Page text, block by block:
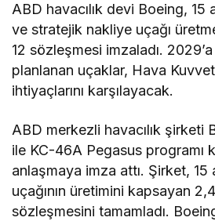
ABD havacılık devi Boeing,
ve stratejik nakliye uçağı
12 sözleşmesi imzaladı.
planlanan uçaklar, Hava
ihtiyaçlarını karşılayacak.
ABD merkezli havacılık şirketi
ile KC-46A Pegasus programı
anlaşmaya imza attı. Şirket,
uçağının üretimini kapsayan
sözleşmesini tamamladı.